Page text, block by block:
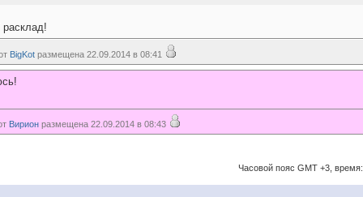
расклад!
BigKot размещена 22.09.2014 в 08:41
Вирион размещена 22.09.2014 в 08:43
Часовой пояс GMT +3, время: